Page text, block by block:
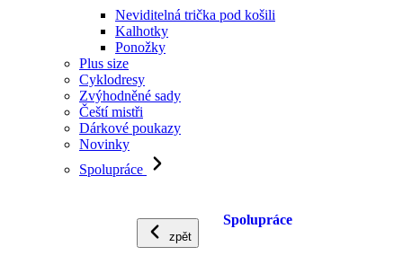
Neviditelná trička pod košili
Kalhotky
Ponožky
Plus size
Cyklodresy
Zvýhodněné sady
Čeští mistři
Dárkové poukazy
Novinky
Spolupráce
zpět
Spolupráce